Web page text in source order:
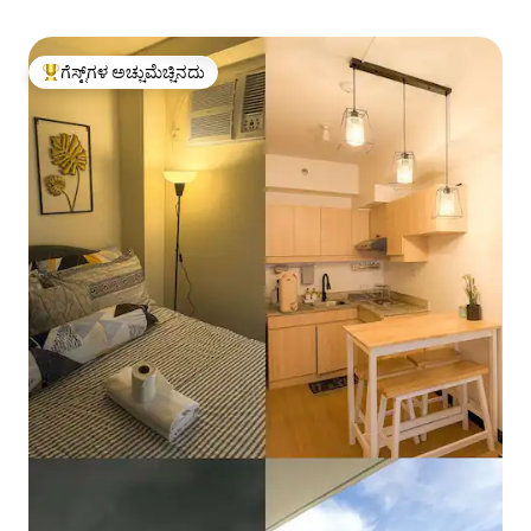
ಗೆಸ್ಟ್‌ಗಳಿಗೆ ಅತಿ ಹೆಚ್ಚು ಅಚ್ಚುಮೆಚ್ಚಿನದು
ಗೆಸ್ಟ್‌ಗಳ ಅಚ್ಚುಮೆಚ್ಚಿನದು